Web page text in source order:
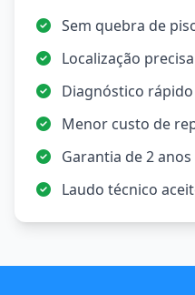
Sem quebra de
Localização
Diagnóstico
Menor custo de
Garantia de 2
Laudo técnico